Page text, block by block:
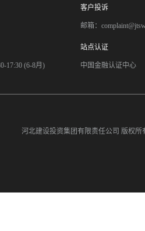
客户投诉
邮箱：
17:30 (6-8月)
站点认证
中国金融认证中心
河北建设投资集团有限责任公司 版权所